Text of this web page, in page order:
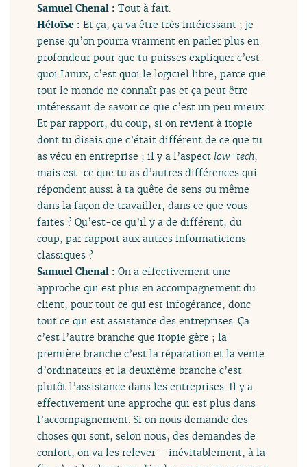
Samuel Chenal :Tout à fait.
Héloïse :Et ça, ça va être très intéressant ; je
pense qu’on pourra vraiment en parler plus en
profondeur pour que tu puisses expliquer c’est
quoi Linux, c’est quoi le logiciel libre, parce que
tout le monde ne connaît pas et ça peut être
intéressant de savoir ce que c’est un peu mieux.
Et par rapport, du coup, si on revient à itopie
dont tu disais que c’était différent de ce que tu
as vécu en entreprise ; il y a l’aspect low-tech,
mais est-ce que tu as d’autres différences qui
répondent aussi à ta quête de sens ou même
dans la façon de travailler, dans ce que vous
faites ? Qu’est-ce qu’il y a de différent, du
coup, par rapport aux autres informaticiens
classiques ?
Samuel Chenal :On a effectivement une
approche qui est plus en accompagnement du
client, pour tout ce qui est infogérance, donc
tout ce qui est assistance des entreprises. Ça
c’est l’autre branche que itopie gère ; la
première branche c’est la réparation et la vente
d’ordinateurs et la deuxième branche c’est
plutôt l’assistance dans les entreprises. Il y a
effectivement une approche qui est plus dans
l’accompagnement. Si on nous demande des
choses qui sont, selon nous, des demandes de
confort, on va les relever – inévitablement, à la